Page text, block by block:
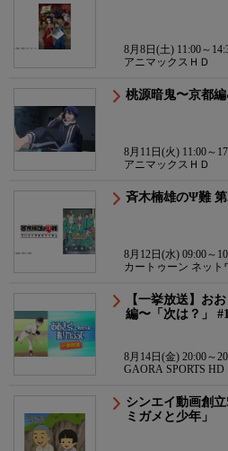
8月8日(土) 11:00～
アニマックスＨＤ
桃源暗鬼〜京都
8月11日(火) 11:00～
アニマックスＨＤ
斉木楠雄のΨ難
8月12日(水) 09:00～
カートゥーン ネット
【一挙放送】お
編〜「次は？」 #1
8月14日(金) 20:00～
GAORA SPORTS HD
シンエイ動画創
ミガメと少年」